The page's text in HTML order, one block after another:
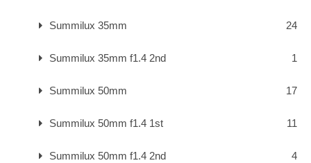
Summilux 35mm 24
Summilux 35mm f1.4 2nd 1
Summilux 50mm 17
Summilux 50mm f1.4 1st 11
Summilux 50mm f1.4 2nd 4